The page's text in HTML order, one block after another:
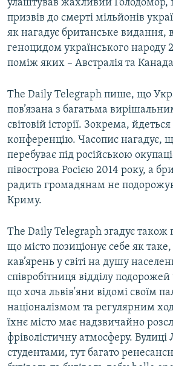
улаштував жахливий Голодомор,
призвів до смерті мільйонів
як нагадує британське видання,
геноцидом українського народу
поміж яких – Австралія та
The Daily Telegraph пише, що
пов’язана з багатьма
світовій історії. Зокрема,
конференцію. Часопис нагадує,
перебуває під російською
півострова Росією 2014 року, а
радить громадянам не
Криму.
The Daily Telegraph згадує також
що місто позиціонує себе як
кав’ярень у світі на душу
співробітниця відділу
що хоча львів'яни відомі своїм
націоналізмом та регулярним
їхнє місто має надзвичайно
фріволістичну атмосферу. Вулиці
студентами, тут багато